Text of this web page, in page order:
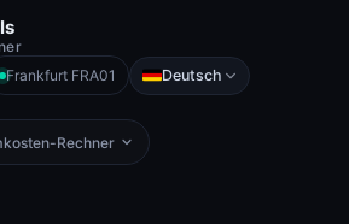
Frankfurt FRA01 Deutsch
Rechner